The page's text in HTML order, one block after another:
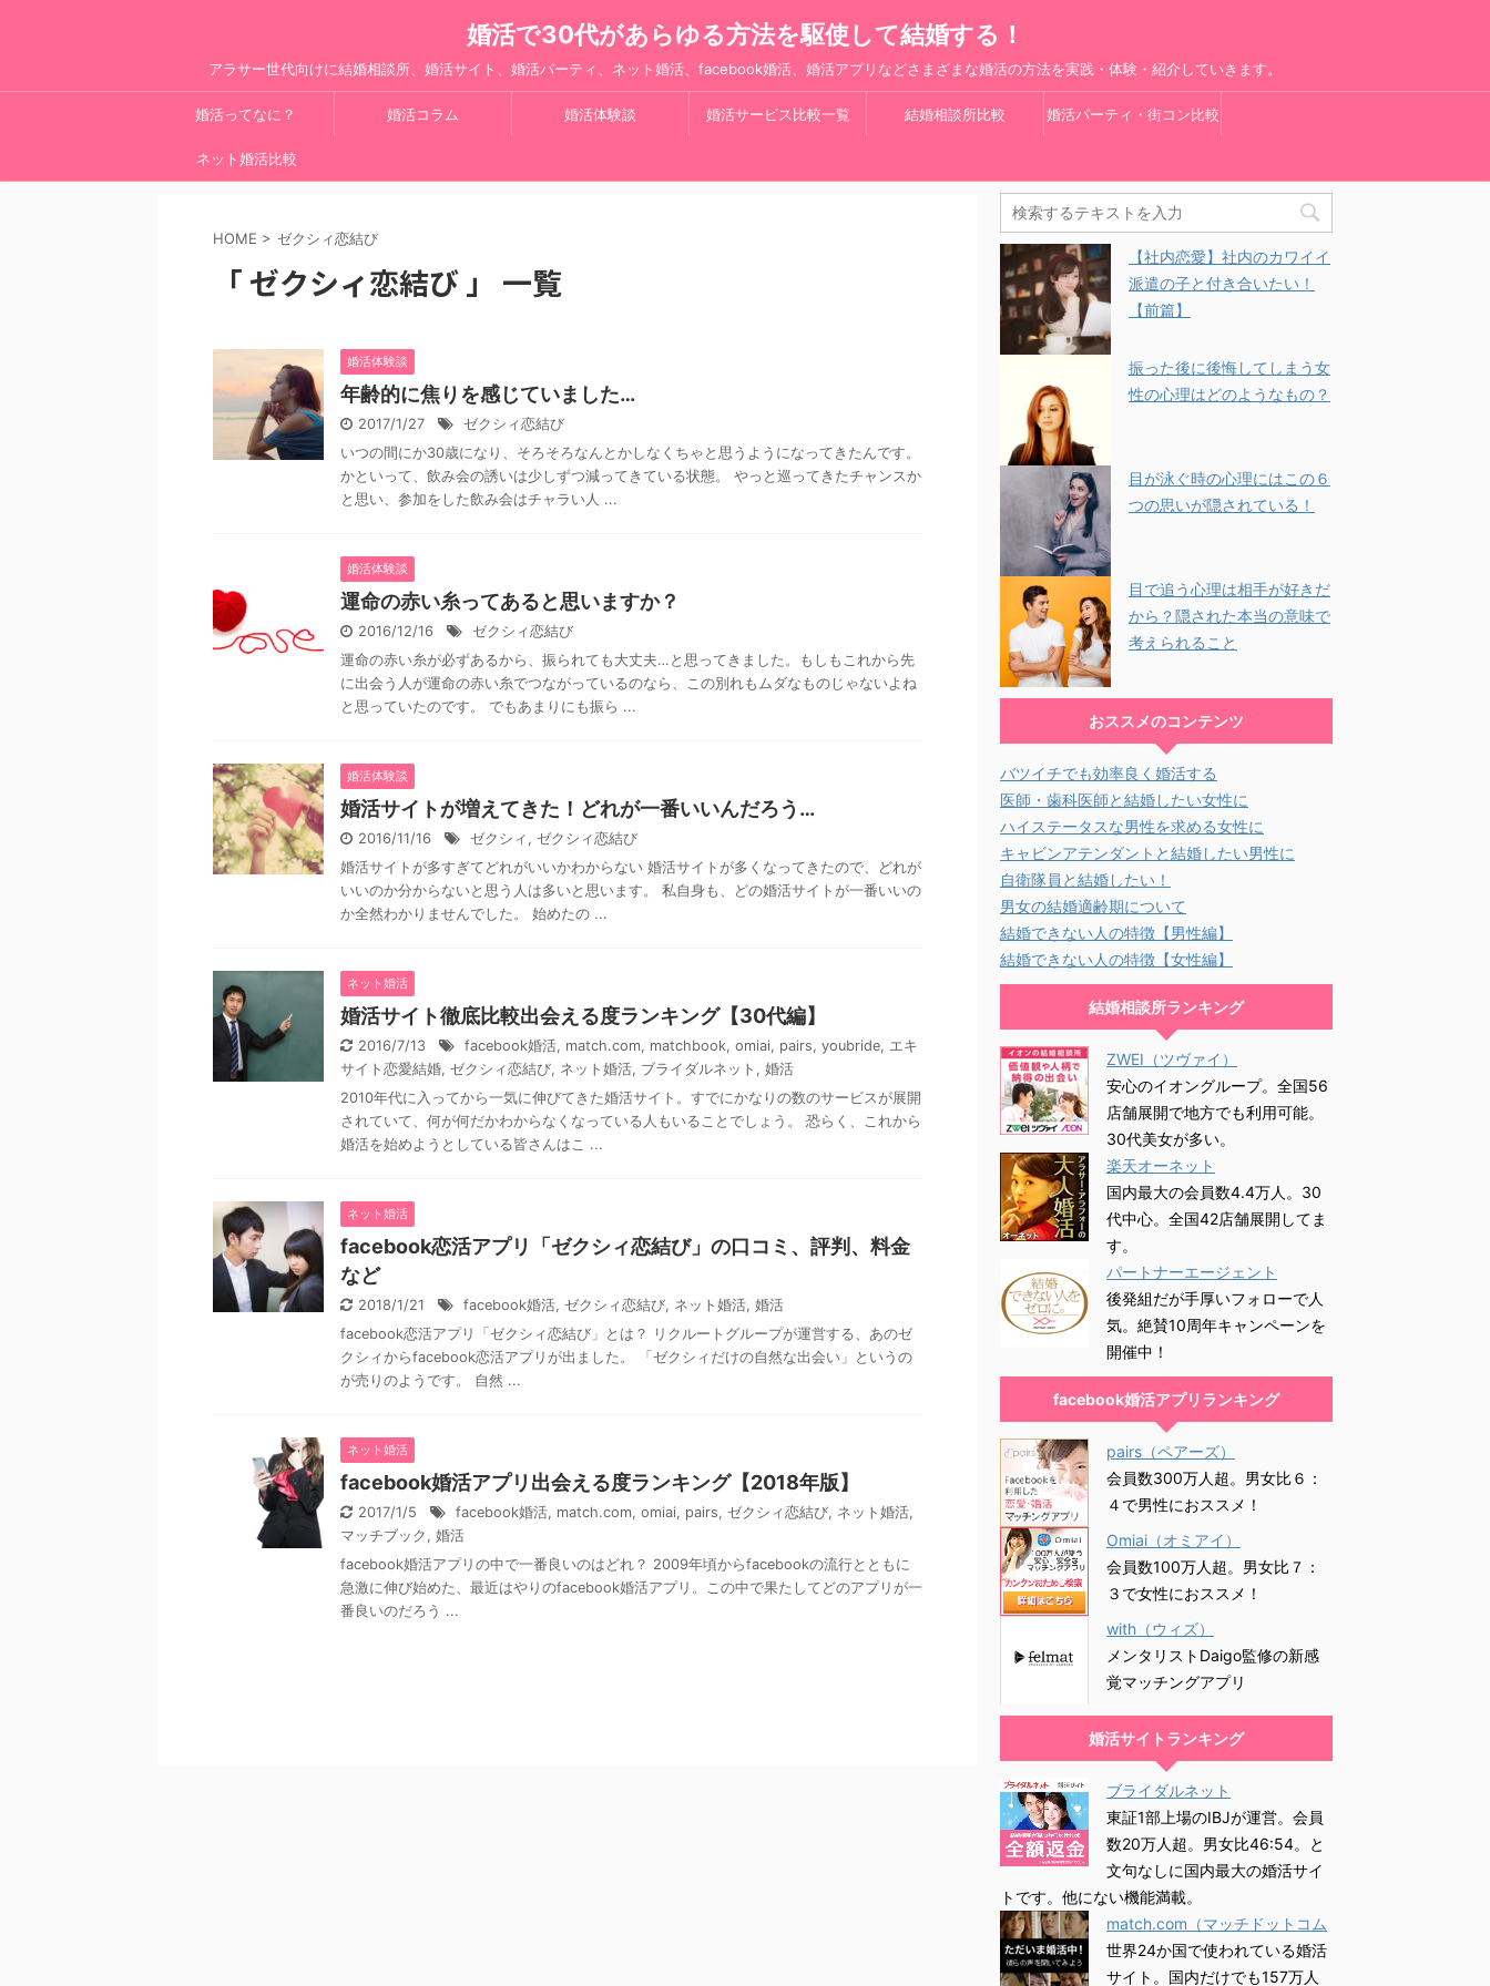
婚活で30代があらゆる方法を駆使して結婚する！
アラサー世代向けに結婚相談所、婚活サイト、婚活パーティ、ネット婚活、facebook婚活、婚活アプリなどさまざまな婚活の方法を実践・体験・紹介していきます。
婚活ってなに？ 婚活コラム 婚活体験談 婚活サービス比較一覧 結婚相談所比較 婚活パーティ・街コン比較
ネット婚活比較
HOME > ゼクシィ恋結び
「 ゼクシィ恋結び 」 一覧
婚活体験談
年齢的に焦りを感じていました…
2017/1/27
ゼクシィ恋結び
いつの間にか30歳になり、そろそろなんとかしなくちゃと思うようになってきたんです。
かといって、飲み会の誘いは少しずつ減ってきている状態。 やっと巡ってきたチャンスか
と思い、参加をした飲み会はチャラい人 ...
婚活体験談
運命の赤い糸ってあると思いますか？
2016/12/16
ゼクシィ恋結び
運命の赤い糸が必ずあるから、振られても大丈夫…と思ってきました。もしもこれから先
に出会う人が運命の赤い糸でつながっているのなら、この別れもムダなものじゃないよね
と思っていたのです。 でもあまりにも振ら ...
婚活体験談
婚活サイトが増えてきた！どれが一番いいんだろう…
2016/11/16 ゼクシィ , ゼクシィ恋結び
婚活サイトが多すぎてどれがいいかわからない 婚活サイトが多くなってきたので、どれが
いいのか分からないと思う人は多いと思います。 私自身も、どの婚活サイトが一番いいの
か全然わかりませんでした。 始めたの ...
ネット婚活
婚活サイト徹底比較出会える度ランキング【30代編】
2016/7/13 facebook婚活, match.com, matchbook, omiai, pairs, youbride, エキ
サイト恋愛結婚, ゼクシィ恋結び, ネット婚活, ブライダルネット , 婚活
2010年代に入ってから一気に伸びてきた婚活サイト。すでにかなりの数のサービスが展開
されていて、何が何だかわからなくなっている人もいることでしょう。 恐らく、これから
婚活を始めようとしている皆さんはこ ...
ネット婚活
facebook恋活アプリ「ゼクシィ恋結び」の口コミ、評判、料金
など
2018/1/21 facebook婚活, ゼクシィ恋結び, ネット婚活, 婚活
facebook恋活アプリ「ゼクシィ恋結び」とは？ リクルートグループが運営する、あのゼ
クシィからfacebook恋活アプリが出ました。 「ゼクシィだけの自然な出会い」というの
が売りのようです。 自然 ...
ネット婚活
facebook婚活アプリ出会える度ランキング【2018年版】
2017/1/5 facebook婚活, match.com, omiai, pairs, ゼクシィ恋結び, ネット婚活,
マッチブック , 婚活
facebook婚活アプリの中で一番良いのはどれ？ 2009年頃からfacebookの流行とともに
急激に伸び始めた、最近はやりのfacebook婚活アプリ。この中で果たしてどのアプリが一
番良いのだろう ...
【社内恋愛】社内のカワイイ
派遣の子と付き合いたい！
【前篇】
振った後に後悔してしまう女
性の心理はどのようなもの？
目が泳ぐ時の心理にはこの６
つの思いが隠されている！
目で追う心理は相手が好きだ
から？隠された本当の意味で
考えられること
おススメのコンテンツ
バツイチでも効率良く婚活する
医師・歯科医師と結婚したい女性に
ハイステータスな男性を求める女性に
キャビンアテンダントと結婚したい男性に
自衛隊員と結婚したい！
男女の結婚適齢期について
結婚できない人の特徴【男性編】
結婚できない人の特徴【女性編】
結婚相談所ランキング
ZWEI（ツヴァイ）
安心のイオングループ。全国56
店舗展開で地方でも利用可能。
30代美女が多い。
楽天オーネット
国内最大の会員数4.4万人。30
代中心。全国42店舗展開してま
す。
パートナーエージェント
後発組だが手厚いフォローで人
気。絶賛10周年キャンペーンを
開催中！
facebook婚活アプリランキング
pairs（ペアーズ）
会員数300万人超。男女比６：
４で男性におススメ！
Omiai（オミアイ）
会員数100万人超。男女比７：
３で女性におススメ！
with（ウィズ）
メンタリストDaigo監修の新感
覚マッチングアプリ
婚活サイトランキング
ブライダルネット
東証1部上場のIBJが運営。会員
数20万人超。男女比46:54。と
文句なしに国内最大の婚活サイ
トです。他にない機能満載。
match.com（マッチドットコム
世界24か国で使われている婚活
サイト。国内だけでも157万人